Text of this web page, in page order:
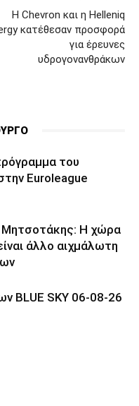
Η Chevron και η Helleniq
κατέθεσαν προσφορά
για έρευνες
υδρογονανθράκων
του
Euroleague
Μητσοτάκης: Η χώρα
άλλο αιχμάλωτη
BLUE SKY 06-08-26